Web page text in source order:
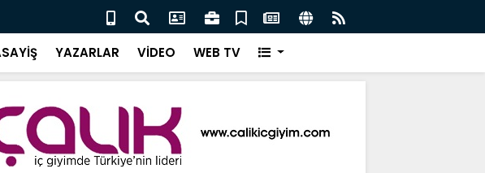
Karali’den Ergen’e Ziyaret
YAZARLAR VİDEO WEB TV